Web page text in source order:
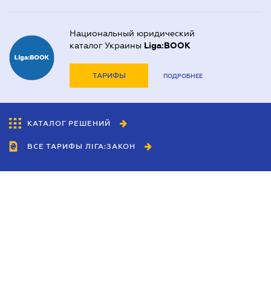
Национальный юридический
каталог Украины Liga:BOOK
ТАРИФЫ ПОДРОБНЕЕ
КАТАЛОГ РЕШЕНИЙ
ВСЕ ТАРИФЫ ЛІГА:ЗАКОН